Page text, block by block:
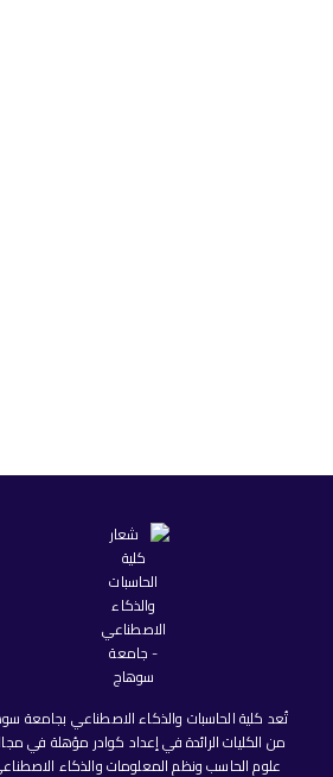
تُعد كلية الحاسبات والذكاء الاصطناعي بجامعة
من الكليات الرائدة في إعداد كوادر مؤهلة في
علوم الحاسب ونظم المعلومات والذكاء